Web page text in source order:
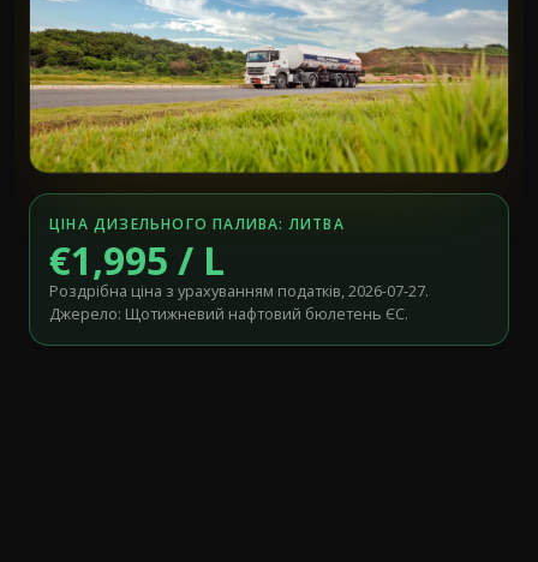
ЦІНА ДИЗЕЛЬНОГО ПАЛИВА: ЛИТВА
€1,995 / L
Роздрібна ціна з урахуванням податків, 2026-07-27.
Джерело: Щотижневий нафтовий бюлетень ЄС.